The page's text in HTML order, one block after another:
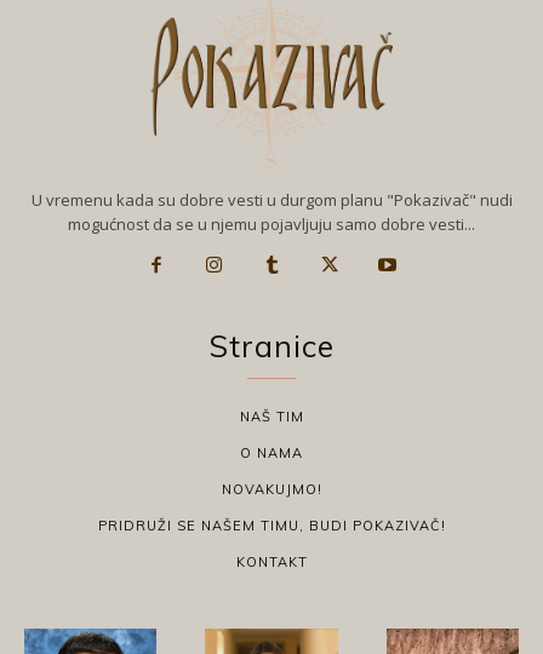
U vremenu kada su dobre vesti u durgom planu "Pokazivač" nudi
mogućnost da se u njemu pojavljuju samo dobre vesti...
Stranice
NAŠ TIM
O NAMA
NOVAKUJMO!
PRIDRUŽI SE NAŠEM TIMU, BUDI POKAZIVAČ!
KONTAKT